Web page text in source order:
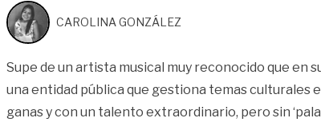
CAROLINA GONZÁLEZ
Supe de un artista musical muy reconocido que en
una entidad pública que gestiona temas culturales
ganas y con un talento extraordinario, pero sin